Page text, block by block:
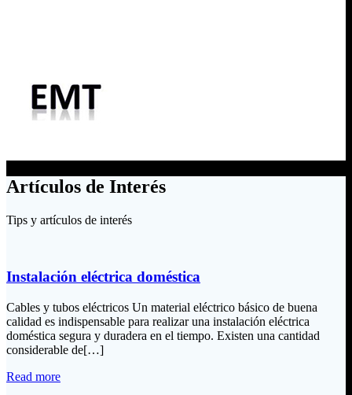
Artículos de Interés
Tips y artículos de interés
Instalación eléctrica doméstica
Cables y tubos eléctricos Un material eléctrico básico de buena
calidad es indispensable para realizar una instalación eléctrica
doméstica segura y duradera en el tiempo. Existen una cantidad
considerable de[…]
Read more